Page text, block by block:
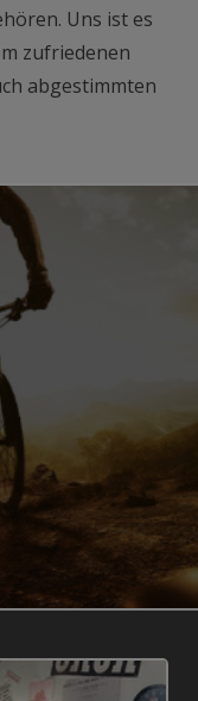
Uns ist es
zufriedenen
abgestimmten